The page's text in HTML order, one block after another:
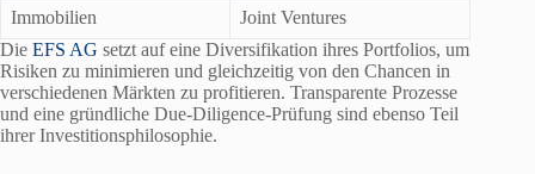
Immobilien
Joint Ventures
Die EFS AG setzt auf eine Diversifikation ihres Portfolios, um
Risiken zu minimieren und gleichzeitig von den Chancen in
verschiedenen Märkten zu profitieren. Transparente Prozesse
und eine gründliche Due-Diligence-Prüfung sind ebenso Teil
ihrer Investitionsphilosophie.